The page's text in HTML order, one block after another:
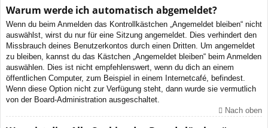
Warum werde ich automatisch abgemeldet?
Wenn du beim Anmelden das Kontrollkästchen „Angemeldet bleiben“ nicht
auswählst, wirst du nur für eine Sitzung angemeldet. Dies verhindert den
Missbrauch deines Benutzerkontos durch einen Dritten. Um angemeldet
zu bleiben, kannst du das Kästchen „Angemeldet bleiben“ beim Anmelden
auswählen. Dies ist nicht empfehlenswert, wenn du dich an einem
öffentlichen Computer, zum Beispiel in einem Internetcafé, befindest.
Wenn diese Option nicht zur Verfügung steht, dann wurde sie vermutlich
von der Board-Administration ausgeschaltet.
Nach oben